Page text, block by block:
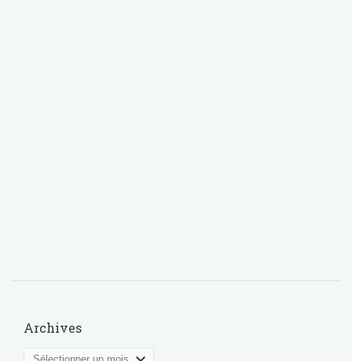
Archives
Archives